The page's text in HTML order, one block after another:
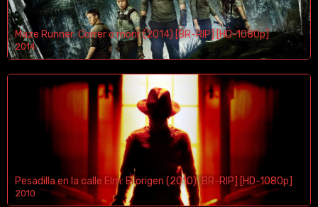
Maze Runner: Correr o morir (2014) [BR-RIP] [HD-1080p]
2014
1080p/720p
Pesadilla en la calle Elm: El origen (2010) [BR-RIP] [HD-1080p]
2010
1080p/720p